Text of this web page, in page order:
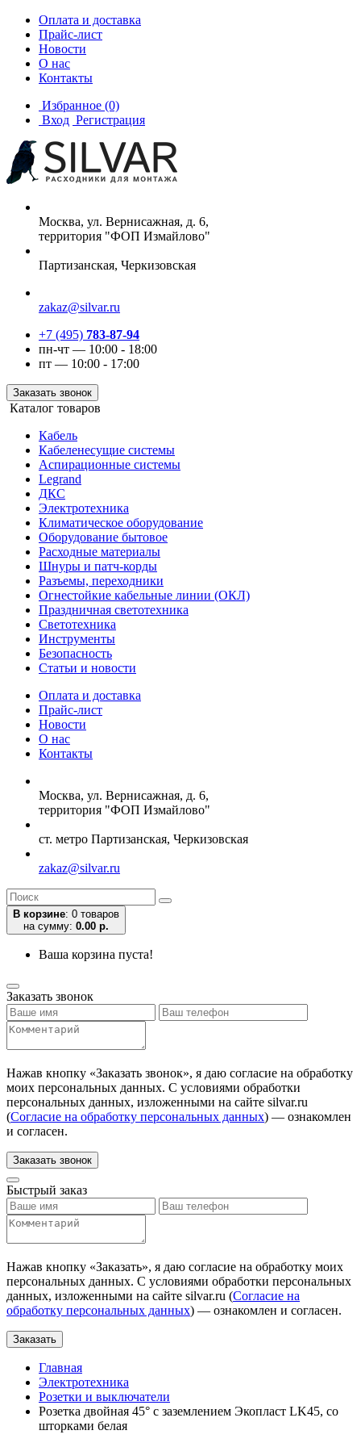
Оплата и доставка
Прайс-лист
Новости
О нас
Контакты
Избранное (0)
Вход Регистрация
Москва, ул. Вернисажная, д. 6,
территория "ФОП Измайлово"
Партизанская, Черкизовская
zakaz@silvar.ru
+7 (495) 783-87-94
пн-чт — 10:00 - 18:00
пт — 10:00 - 17:00
Заказать звонок
Каталог товаров
Кабель
Кабеленесущие системы
Аспирационные системы
Legrand
ДКС
Электротехника
Климатическое оборудование
Оборудование бытовое
Расходные материалы
Шнуры и патч-корды
Разъемы, переходники
Огнестойкие кабельные линии (ОКЛ)
Праздничная светотехника
Светотехника
Инструменты
Безопасность
Статьи и новости
Оплата и доставка
Прайс-лист
Новости
О нас
Контакты
Москва, ул. Вернисажная, д. 6,
территория "ФОП Измайлово"
ст. метро Партизанская, Черкизовская
zakaz@silvar.ru
В корзине: 0 товаров
на сумму: 0.00 р.
Ваша корзина пуста!
Заказать звонок
Нажав кнопку «Заказать звонок», я даю согласие на обработку
моих персональных данных. С условиями обработки
персональных данных, изложенными на сайте silvar.ru
(Согласие на обработку персональных данных) — ознакомлен
и согласен.
Заказать звонок
Быстрый заказ
Нажав кнопку «Заказать», я даю согласие на обработку моих
персональных данных. С условиями обработки персональных
данных, изложенными на сайте silvar.ru (Согласие на
обработку персональных данных) — ознакомлен и согласен.
Заказать
Главная
Электротехника
Розетки и выключатели
Розетка двойная 45° с заземлением Экопласт LK45, со
шторками белая